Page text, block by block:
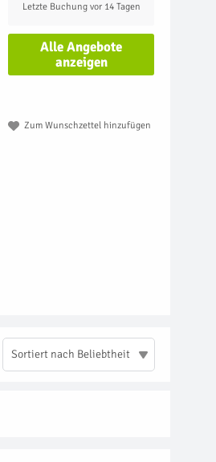
Letzte Buchung vor 14 Tagen
Alle Angebote
anzeigen
Zum Wunschzettel hinzufügen
Sortiert nach Beliebtheit